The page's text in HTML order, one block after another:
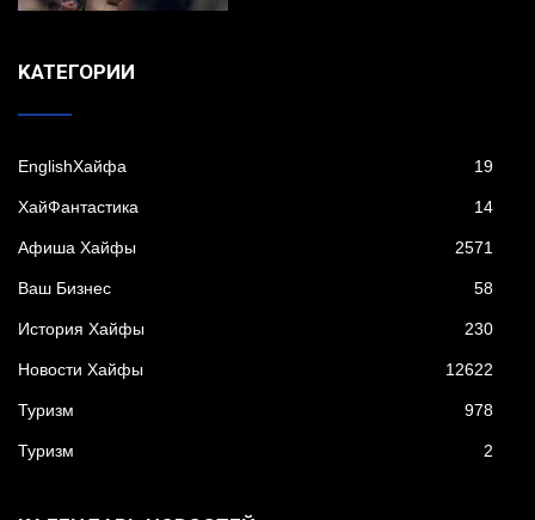
KАТЕГОРИИ
EnglishХайфа 19
XайФантастика 14
Афиша Хайфы 2571
Ваш Бизнес 58
История Хайфы 230
Новости Хайфы 12622
Туризм 978
Туризм 2